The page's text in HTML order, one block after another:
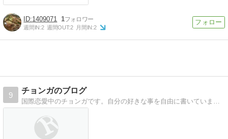
1409071 1
週間IN:2 週間OUT:2 月間IN:2
9
チョンガのブログ